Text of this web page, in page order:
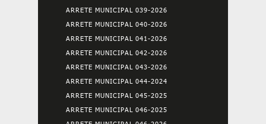
ARRETE MUNICIPAL 039-2026
ARRETE MUNICIPAL 040-2026
ARRETE MUNICIPAL 041-2026
ARRETE MUNICIPAL 042-2026
ARRETE MUNICIPAL 043-2026
ARRETE MUNICIPAL 044-2024
ARRETE MUNICIPAL 045-2025
ARRETE MUNICIPAL 046-2025